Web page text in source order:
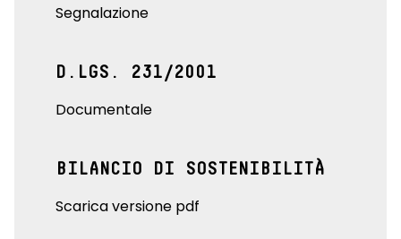
Segnalazione
D.LGS. 231/2001
Documentale
BILANCIO DI SOSTENIBILITÀ
Scarica versione pdf